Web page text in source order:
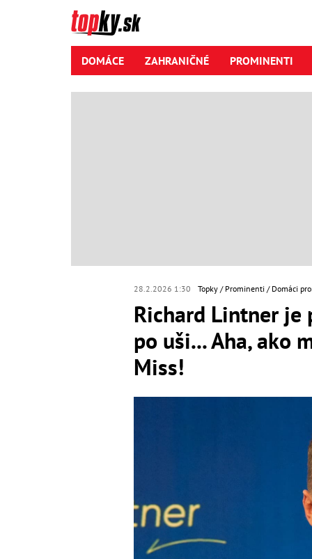
DOMÁCE ZAHRANIČNÉ PROMINENTI
28.2.2026 1:30 Topky Prominenti Domáci
Richard Lintner je
po uši... Aha, ako
Miss!